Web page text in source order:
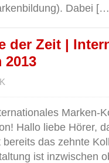
Dabei
der Zeit |
Marken-
Hallo liebe Hörer,
das zehnte
ist inzwischen